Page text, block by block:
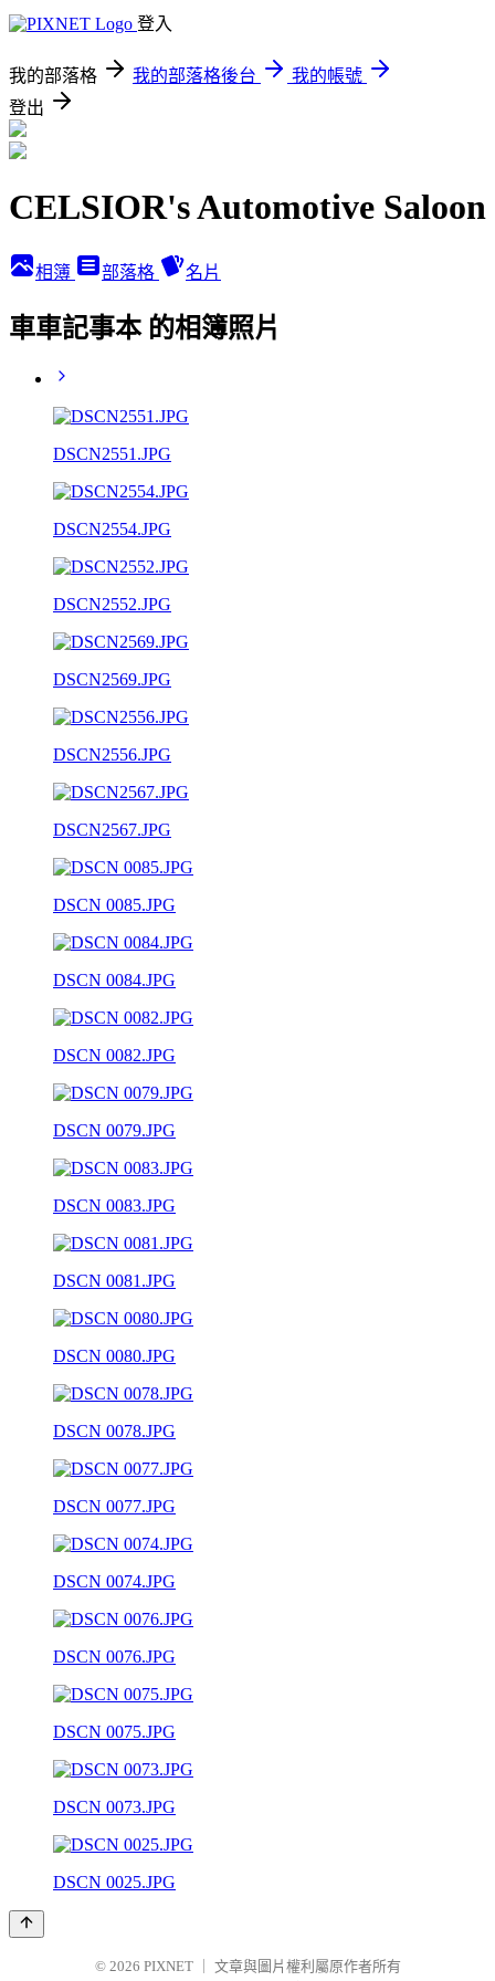
登入
我的部落格 我的部落格後台
我的帳號
登出
CELSIOR's Automotive Saloon
相簿 部落格 名片
車車記事本 的相簿照片
DSCN2551.JPG
DSCN2554.JPG
DSCN2552.JPG
DSCN2569.JPG
DSCN2556.JPG
DSCN2567.JPG
DSCN 0085.JPG
DSCN 0084.JPG
DSCN 0082.JPG
DSCN 0079.JPG
DSCN 0083.JPG
DSCN 0081.JPG
DSCN 0080.JPG
DSCN 0078.JPG
DSCN 0077.JPG
DSCN 0074.JPG
DSCN 0076.JPG
DSCN 0075.JPG
DSCN 0073.JPG
DSCN 0025.JPG
© 2026 PIXNET
文章與圖片權利屬原作者所有